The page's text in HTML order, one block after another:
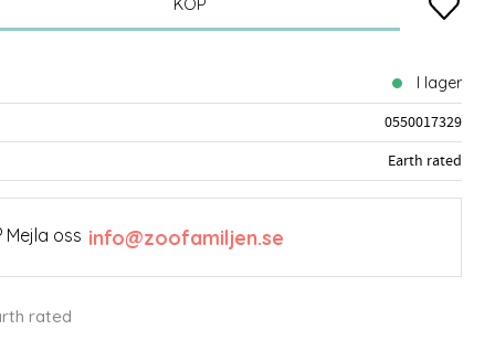
KÖP Lägg
I lager
0550017329
Earth rated
oss info@zoofamiljen.se
rated